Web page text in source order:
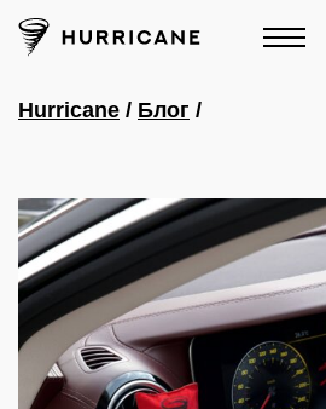
Hurricane / Блог /